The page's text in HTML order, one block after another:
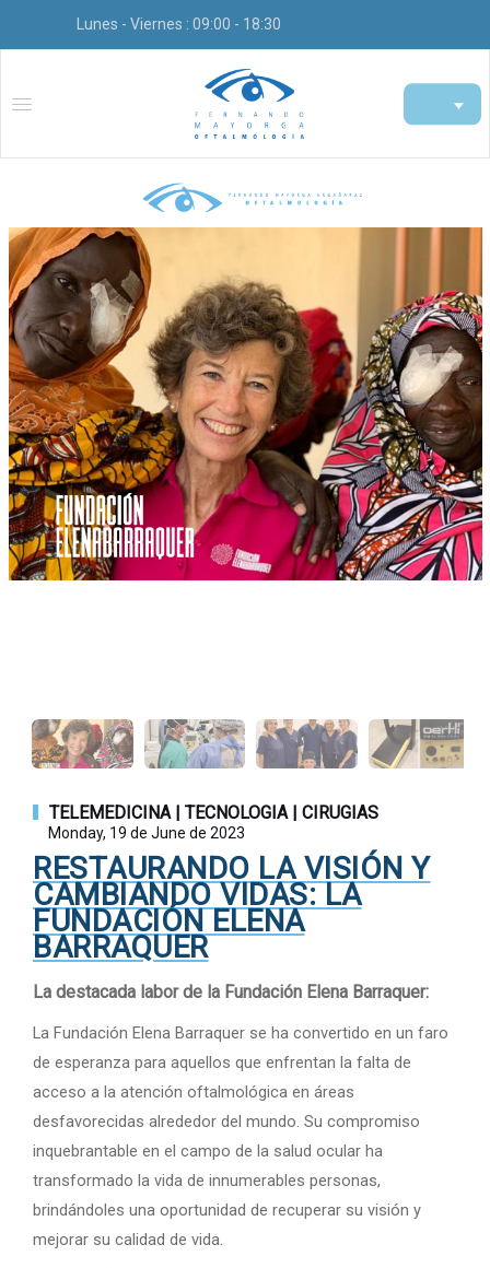
Lunes - Viernes : 09:00 - 18:30
TELEMEDICINA | TECNOLOGIA | CIRUGIAS
Monday, 19 de June de 2023
RESTAURANDO LA VISIÓN Y
CAMBIANDO VIDAS: LA
FUNDACIÓN ELENA
BARRAQUER
La destacada labor de la Fundación Elena Barraquer:
La Fundación Elena Barraquer se ha convertido en un faro
de esperanza para aquellos que enfrentan la falta de
acceso a la atención oftalmológica en áreas
desfavorecidas alrededor del mundo. Su compromiso
inquebrantable en el campo de la salud ocular ha
transformado la vida de innumerables personas,
brindándoles una oportunidad de recuperar su visión y
mejorar su calidad de vida.